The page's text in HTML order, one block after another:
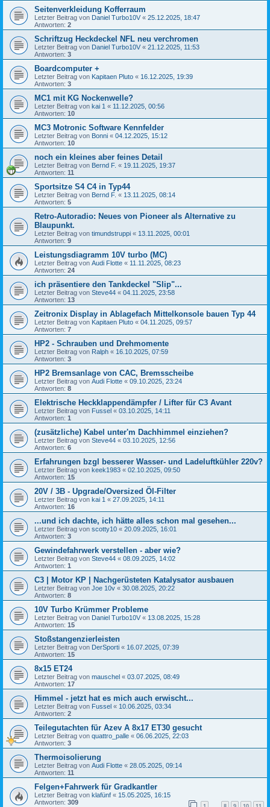
Seitenverkleidung Kofferraum
Letzter Beitrag von Daniel Turbo10V « 25.12.2025, 18:47
Antworten: 2
Schriftzug Heckdeckel NFL neu verchromen
Letzter Beitrag von Daniel Turbo10V « 21.12.2025, 11:53
Antworten: 3
Boardcomputer +
Letzter Beitrag von Kapitaen Pluto « 16.12.2025, 19:39
Antworten: 3
MC1 mit KG Nockenwelle?
Letzter Beitrag von kai 1 « 11.12.2025, 00:56
Antworten: 10
MC3 Motronic Software Kennfelder
Letzter Beitrag von Bonni « 04.12.2025, 15:12
Antworten: 10
noch ein kleines aber feines Detail
Letzter Beitrag von Bernd F. « 19.11.2025, 19:37
Antworten: 11
Sportsitze S4 C4 in Typ44
Letzter Beitrag von Bernd F. « 13.11.2025, 08:14
Antworten: 5
Retro-Autoradio: Neues von Pioneer als Alternative zu
Blaupunkt.
Letzter Beitrag von timundstruppi « 13.11.2025, 00:01
Antworten: 9
Leistungsdiagramm 10V turbo (MC)
Letzter Beitrag von Audi Flotte « 11.11.2025, 08:23
Antworten: 24
ich präsentiere den Tankdeckel "Slip"...
Letzter Beitrag von Steve44 « 04.11.2025, 23:58
Antworten: 13
Zeitronix Display in Ablagefach Mittelkonsole bauen Typ 44
Letzter Beitrag von Kapitaen Pluto « 04.11.2025, 09:57
Antworten: 7
HP2 - Schrauben und Drehmomente
Letzter Beitrag von Ralph « 16.10.2025, 07:59
Antworten: 3
HP2 Bremsanlage von CAC, Bremsscheibe
Letzter Beitrag von Audi Flotte « 09.10.2025, 23:24
Antworten: 8
Elektrische Heckklappendämpfer / Lifter für C3 Avant
Letzter Beitrag von Fussel « 03.10.2025, 14:11
Antworten: 1
(zusätzliche) Kabel unter'm Dachhimmel einziehen?
Letzter Beitrag von Steve44 « 03.10.2025, 12:56
Antworten: 6
Erfahrungen bzgl besserer Wasser- und Ladeluftkühler 220v?
Letzter Beitrag von keek1983 « 02.10.2025, 09:50
Antworten: 15
20V / 3B - Upgrade/Oversized Öl-Filter
Letzter Beitrag von kai 1 « 27.09.2025, 14:11
Antworten: 16
...und ich dachte, ich hätte alles schon mal gesehen...
Letzter Beitrag von scotty10 « 20.09.2025, 16:01
Antworten: 3
Gewindefahrwerk verstellen - aber wie?
Letzter Beitrag von Steve44 « 08.09.2025, 14:02
Antworten: 1
C3 | Motor KP | Nachgerüsteten Katalysator ausbauen
Letzter Beitrag von Joe 10v « 30.08.2025, 20:22
Antworten: 8
10V Turbo Krümmer Probleme
Letzter Beitrag von Daniel Turbo10V « 13.08.2025, 15:28
Antworten: 15
Stoßstangenzierleisten
Letzter Beitrag von DerSporti « 16.07.2025, 07:39
Antworten: 15
8x15 ET24
Letzter Beitrag von mauschel « 03.07.2025, 08:49
Antworten: 17
Himmel - jetzt hat es mich auch erwischt...
Letzter Beitrag von Fussel « 10.06.2025, 03:34
Antworten: 2
Teilegutachten für Azev A 8x17 ET30 gesucht
Letzter Beitrag von quattro_palle « 06.06.2025, 22:03
Antworten: 3
Thermoisolierung
Letzter Beitrag von Audi Flotte « 28.05.2025, 09:14
Antworten: 11
Felgen+Fahrwerk für Gradkantler
Letzter Beitrag von klafünf « 15.05.2025, 16:15
Antworten: 309